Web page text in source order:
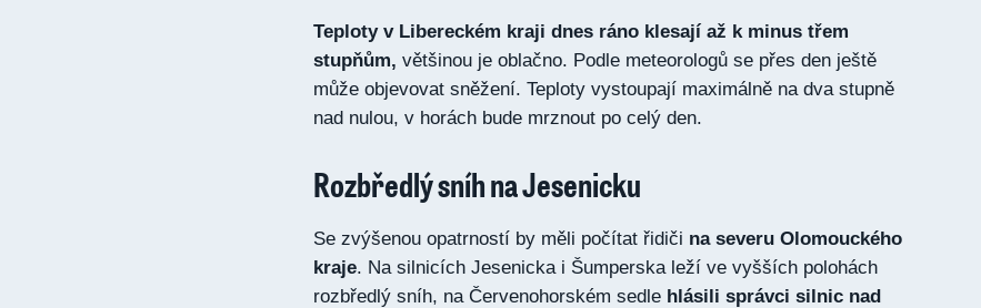
Teploty v Libereckém kraji dnes ráno klesají až k minus třem
stupňům, většinou je oblačno. Podle meteorologů se přes den ještě
může objevovat sněžení. Teploty vystoupají maximálně na dva stupně
nad nulou, v horách bude mrznout po celý den.
Rozbředlý sníh na Jesenicku
Se zvýšenou opatrností by měli počítat řidiči na severu Olomouckého
kraje. Na silnicích Jesenicka i Šumperska leží ve vyšších polohách
rozbředlý sníh, na Červenohorském sedle hlásili správci silnic nad